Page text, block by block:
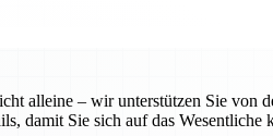
alleine – wir unterstützen Sie von
damit Sie sich auf das Wesentliche